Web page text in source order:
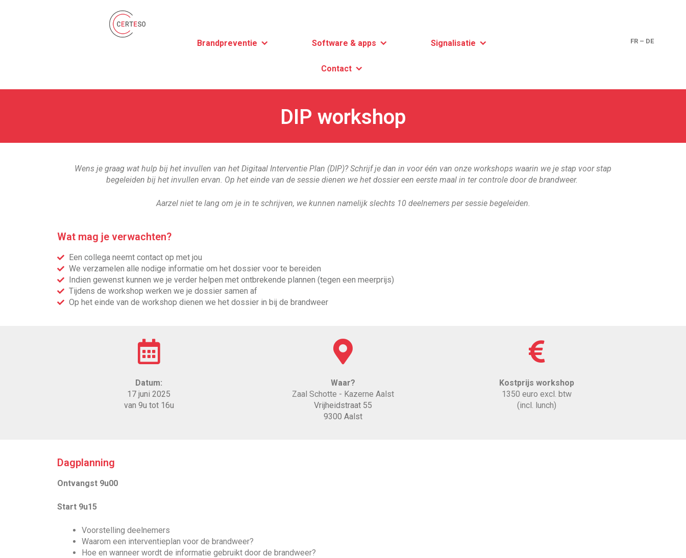
Brandpreventie Software & apps Signalisatie
Contact
FR– DE
DIP workshop
Wens je graag wat hulp bij het invullen van het Digitaal Interventie Plan (DIP)? Schrijf je dan in voor één van onze workshops waarin we je stap voor stap
begeleiden bij het invullen ervan. Op het einde van de sessie dienen we het dossier een eerste maal in ter controle door de brandweer.
Aarzel niet te lang om je in te schrijven, we kunnen namelijk slechts 10 deelnemers per sessie begeleiden.
Wat mag je verwachten?
Een collega neemt contact op met jou
We verzamelen alle nodige informatie om het dossier voor te bereiden
Indien gewenst kunnen we je verder helpen met ontbrekende plannen (tegen een meerprijs)
Tijdens de workshop werken we je dossier samen af
Op het einde van de workshop dienen we het dossier in bij de brandweer
Datum:
17 juni 2025
van 9u tot 16u
Waar?
Zaal Schotte - Kazerne Aalst
Vrijheidstraat 55
9300 Aalst
Kostprijs workshop
1350 euro excl. btw
(incl. lunch)
Dagplanning
Ontvangst 9u00
Start 9u15
Voorstelling deelnemers
Waarom een interventieplan voor de brandweer?
Hoe en wanneer wordt de informatie gebruikt door de brandweer?